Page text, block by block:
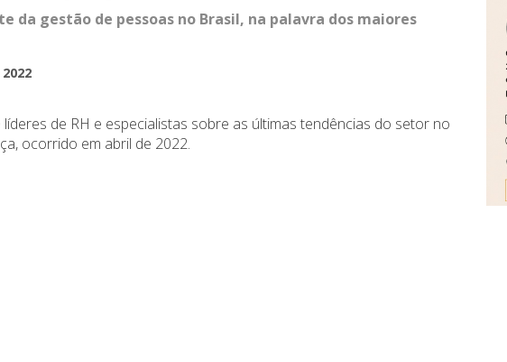
da gestão de pessoas no Brasil, na palavra dos maiores
de RH e especialistas sobre as últimas tendências do setor no
ocorrido em abril de 2022.